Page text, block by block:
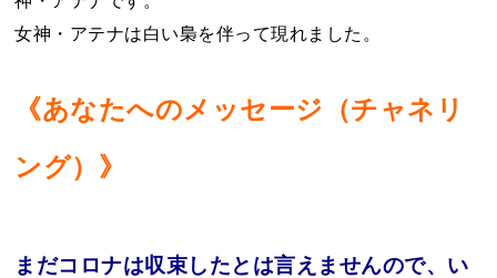
女神・アテナは白い梟を伴って現れました。
《あなたへのメッセージ（チャネリ
ング）》
まだコロナは収束したとは言えませんので、い